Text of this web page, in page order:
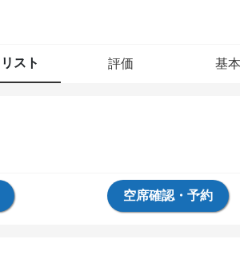
スト 評価 基
空席確認・予約